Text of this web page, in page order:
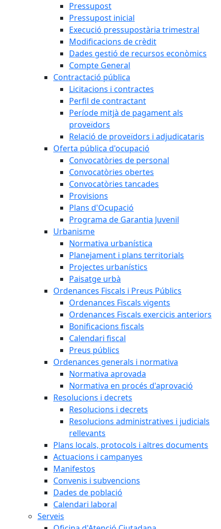
Pressupost
Pressupost inicial
Execució pressupostària trimestral
Modificacions de crèdit
Dades gestió de recursos econòmics
Compte General
Contractació pública
Licitacions i contractes
Perfil de contractant
Període mitjà de pagament als
proveïdors
Relació de proveïdors i adjudicataris
Oferta pública d'ocupació
Convocatòries de personal
Convocatòries obertes
Convocatòries tancades
Provisions
Plans d'Ocupació
Programa de Garantia Juvenil
Urbanisme
Normativa urbanística
Planejament i plans territorials
Projectes urbanístics
Paisatge urbà
Ordenances Fiscals i Preus Públics
Ordenances Fiscals vigents
Ordenances Fiscals exercicis anteriors
Bonificacions fiscals
Calendari fiscal
Preus públics
Ordenances generals i normativa
Normativa aprovada
Normativa en procés d'aprovació
Resolucions i decrets
Resolucions i decrets
Resolucions administratives i judicials
rellevants
Plans locals, protocols i altres documents
Actuacions i campanyes
Manifestos
Convenis i subvencions
Dades de població
Calendari laboral
Serveis